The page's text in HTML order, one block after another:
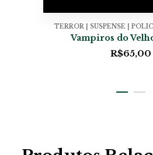
TERROR | SUSPENSE |
Vampiros do
R$65,00